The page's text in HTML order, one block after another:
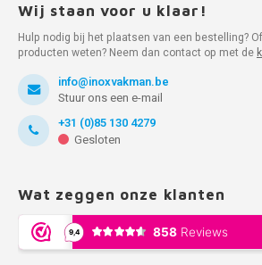
Wij staan voor u klaar!
Hulp nodig bij het plaatsen van een bestelling?
producten weten? Neem dan contact op met de
info@inoxvakman.be
Stuur ons een e-mail
+31 (0)85 130 4279
Gesloten
Wat zeggen onze klanten